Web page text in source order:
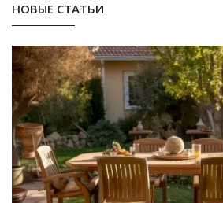
НОВЫЕ СТАТЬИ